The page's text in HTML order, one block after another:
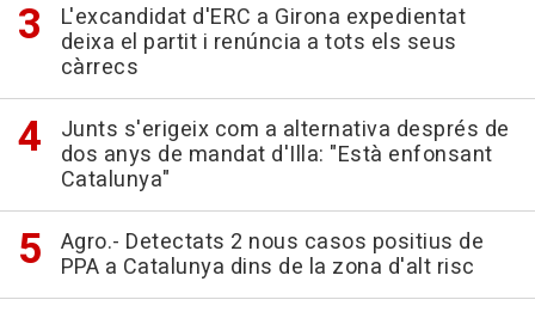
L'excandidat d'ERC a Girona expedientat
deixa el partit i renúncia a tots els seus
càrrecs
Junts s'erigeix com a alternativa després de
dos anys de mandat d'Illa: "Està enfonsant
Catalunya"
Agro.- Detectats 2 nous casos positius de
PPA a Catalunya dins de la zona d'alt risc